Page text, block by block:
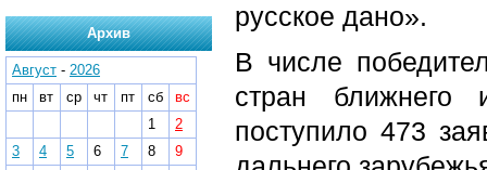
русское дано».
В числе
стран ближнего
поступило 473
Архив
Август - 2026
пн
вт ср чт пт сб
вс
1
2
3
4 5 6 7 8
9